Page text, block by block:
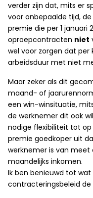
verder zijn dat, mits er
voor onbepaalde tijd,
premie die per 1 januari
oproepcontracten niet
wel voor zorgen dat
arbeidsduur met niet
Maar zeker als dit
maand- of
een win-winsituatie,
de werknemer dit ook
nodige flexibiliteit tot
premie goedkoper uit
werknemer is van meet
maandelijks inkomen.
Ik ben benieuwd tot
contracteringsbeleid de